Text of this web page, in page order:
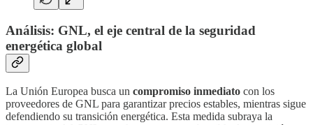
Análisis: GNL, el eje central de la seguridad
energética global
La Unión Europea busca un compromiso inmediato con los
proveedores de GNL para garantizar precios estables, mientras sigue
defendiendo su transición energética. Esta medida subraya la